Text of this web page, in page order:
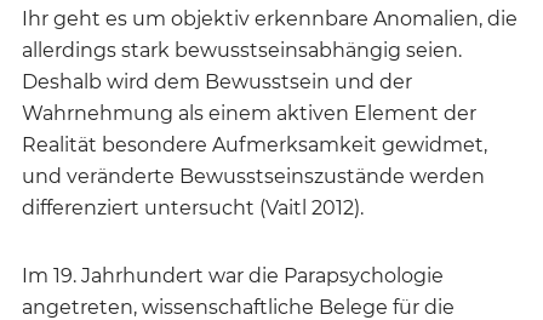
Ihr geht es um objektiv erkennbare Anomalien, die
allerdings stark bewusstseinsabhängig seien.
Deshalb wird dem Bewusstsein und der
Wahrnehmung als einem aktiven Element der
Realität besondere Aufmerksamkeit gewidmet,
und veränderte Bewusstseinszustände werden
differenziert untersucht (Vaitl 2012).
Im 19. Jahrhundert war die Parapsychologie
angetreten, wissenschaftliche Belege für die